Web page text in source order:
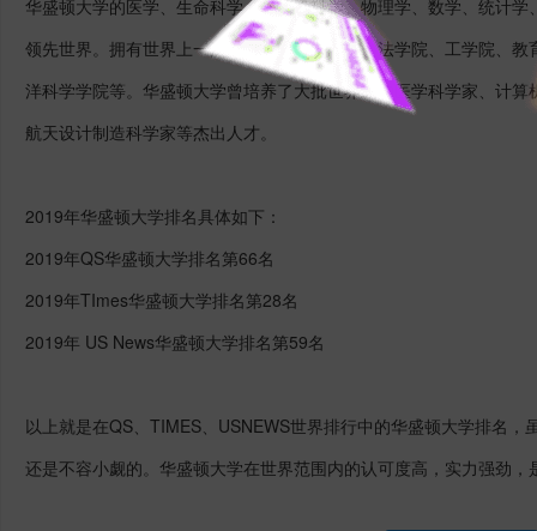
华盛顿大学的医学、生命科学、计算机科学、物理学、数学、统计
领先世界。拥有世界上一流的医学院、商学院、法学院、工学院、
洋科学学院等。华盛顿大学曾培养了大批世界级的医学科学家、计
航天设计制造科学家等杰出人才。
2019年华盛顿大学排名具体如下：
2019年QS华盛顿大学排名第66名
2019年TImes华盛顿大学排名第28名
2019年 US News华盛顿大学排名第59名
以上就是在QS TIMES USNEWS世界排行中的华盛顿大学排名，
还是不容小觑的。华盛顿大学在世界范围内的认可度高，实力强劲